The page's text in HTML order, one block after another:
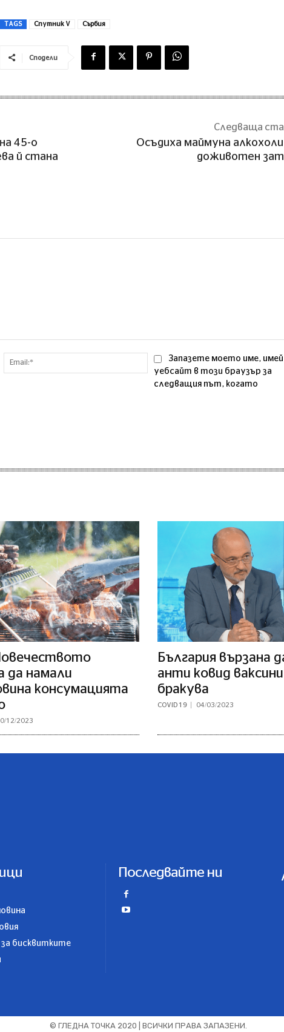
TAGS Спутник V Сърбия
Сподели
45-о
й стана
Следваща
Осъдиха маймуна
доживотен
Email:*Запазете моето име,
уебсайт в този браузър за
следващия път, когато
да намали
консумацията
12/2023
България вързана
анти ковид
бракува
COVID 19 04/03/2023
за бисквитките
Последвайте ни
© ГЛЕДНА ТОЧКА 2020 | ВСИЧКИ ПРАВА ЗАПАЗЕНИ.